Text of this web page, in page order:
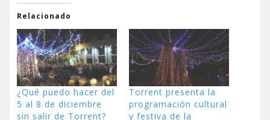
Relacionado
¿Qué puedo hacer del
5 al 8 de diciembre
sin salir de Torrent?
Torrent presenta la
programación cultural
y festiva de la